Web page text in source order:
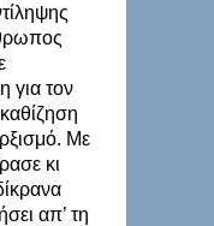
για τον
Με
κι
απ’ τη